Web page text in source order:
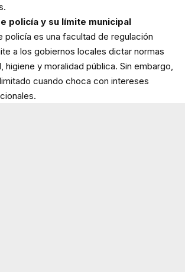
y su límite municipal
es una facultad de regulación
a los gobiernos locales dictar normas
higiene y moralidad pública. Sin embargo,
cuando choca con intereses